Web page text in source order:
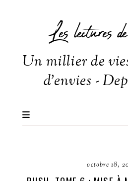
Les lectures
Un millier de
d'envies -
octobre 18,